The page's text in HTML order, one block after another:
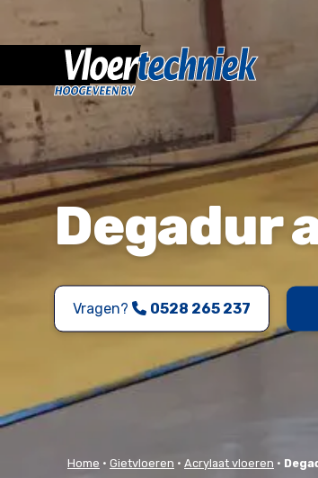
Degadur
Vragen? 0528 265 237
Home • Gietvloeren • Acrylaat vloeren •